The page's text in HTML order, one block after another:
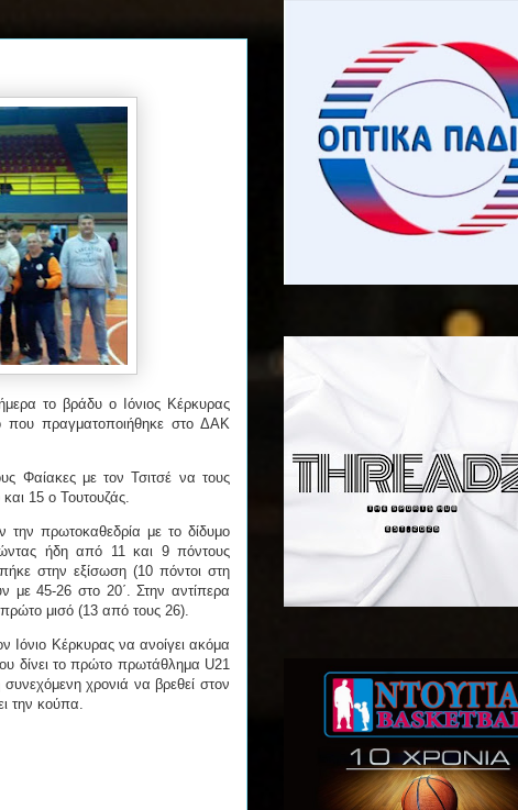
το βράδυ ο Ιόνιος Κέρκυρας
που πραγματοποιήθηκε στο ΔΑΚ
Φαίακες με τον Τσιτσέ να τους
15 ο Τουτουζάς.
πρωτοκαθεδρία με το δίδυμο
ήδη από 11 και 9 πόντους
στην εξίσωση (10 πόντοι στη
με 45-26 στο 20΄. Στην αντίπερα
μισό (13 από τους 26).
Ιόνιο Κέρκυρας να ανοίγει ακόμα
δίνει το πρώτο πρωτάθλημα U21
χρονιά να βρεθεί στον
την κούπα.